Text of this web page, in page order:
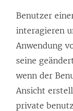
Benutzer
interagieren
Anwendung
seine
wenn der
Ansicht
private